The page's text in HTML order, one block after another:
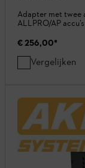
Adapter met twee
ALLPRO/AP accu’s
€ 256,00*
Vergelijken